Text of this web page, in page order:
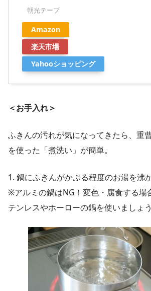
朝光テープ
Amazon
楽天市場
Yahooショッピング
＜お手入れ＞
ふきんの汚れが気になってきたら、重
を使った「煮洗い」が簡単。
1. 鍋にふきんがかぶる程度のお湯を沸か
※アルミの鍋はNG！変色・腐食する場
テンレスやホーローの鍋を使いましょう